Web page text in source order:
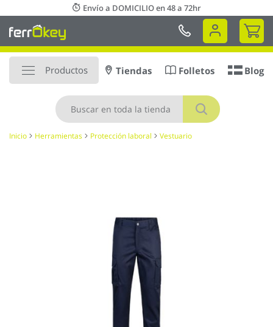
al
contenido
Envío a DOMICILIO en 48 a 72hr
Mi
Productos
Buscar
Tiendas Folletos Blog
Inicio Herramientas Protección laboral Vestuario